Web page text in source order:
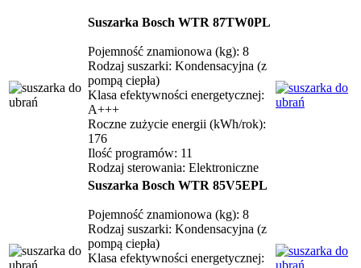
Suszarka Bosch WTR 87TW0PL
Pojemność znamionowa (kg): 8
Rodzaj suszarki: Kondensacyjna (z
pompą ciepła)
Klasa efektywności energetycznej:
A+++
Roczne zużycie energii (kWh/rok):
176
Ilość programów: 11
Rodzaj sterowania: Elektroniczne
Suszarka Bosch WTR 85V5EPL
Pojemność znamionowa (kg): 8
Rodzaj suszarki: Kondensacyjna (z
pompą ciepła)
Klasa efektywności energetycznej: